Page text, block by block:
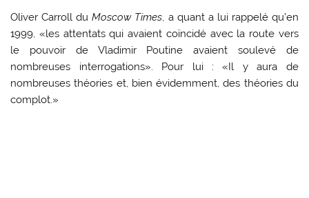
Oliver Carroll duMoscow Times, a quant a lui rappelé qu’en
1999, «les attentats qui avaient coïncidé avec la route vers
le pouvoir de Vladimir Poutine avaient soulevé de
nombreuses interrogations». Pour lui : «Il y aura de
nombreuses théories et, bien évidemment, des théories du
complot.»